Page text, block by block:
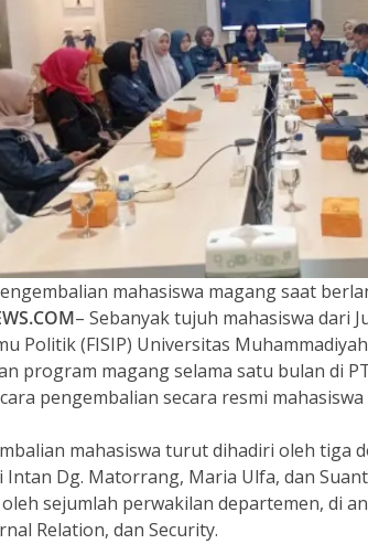
mahasiswa magang saat
– Sebanyak tujuh mahasiswa dari
Politik (FISIP) Universitas
program magang selama satu bulan di
pengembalian secara resmi
mahasiswa turut dihadiri oleh tiga
Intan Dg. Matorrang, Maria Ulfa, dan
sejumlah perwakilan departemen, di
Relation, dan Security.